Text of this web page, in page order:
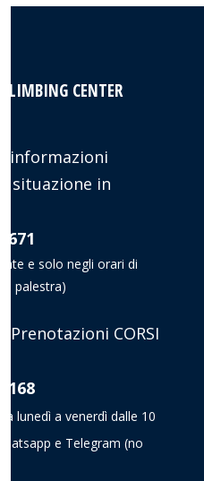
CENTER
informazioni
situazione in
671
e solo negli orari di
palestra)
Prenotazioni CORSI
168
lunedì a venerdì dalle 10
e Telegram (no